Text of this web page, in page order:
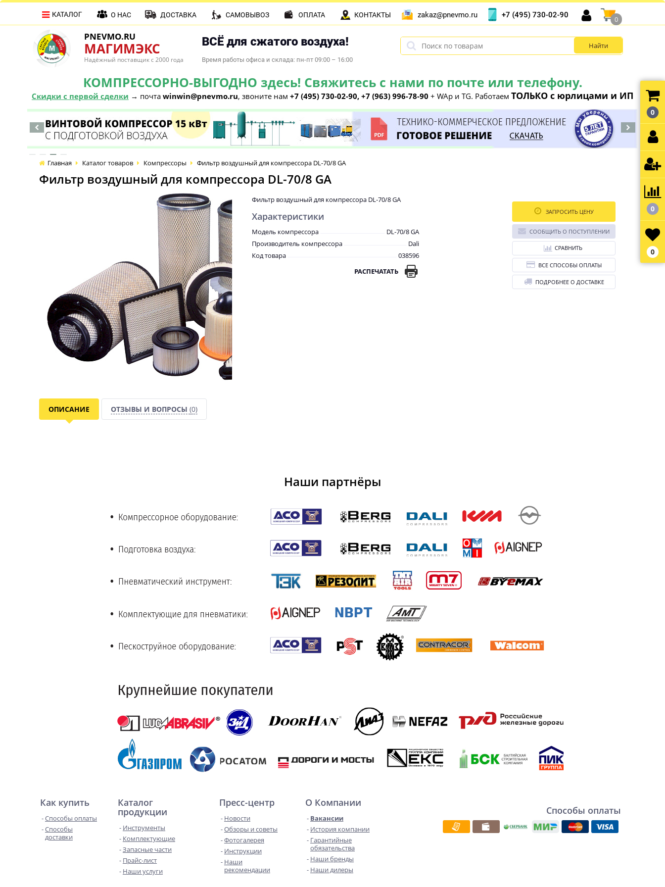
PNEVMO.RU
МАГИМЭКС
Надёжный поставщик с 2000 года
ВСЁ для сжатого воздуха!
Время работы офиса и склада: пн-пт 09:00 – 16:00
КОМПРЕССОРНО-ВЫГОДНО здесь! Свяжитесь с нами по почте или телефону.
Скидки с первой сделки → почта winwin@pnevmo.ru, звоните нам +7 (495) 730-02-90, +7 (963) 996-78-90 + WAp и TG. Работаем ТОЛЬКО с юрлицами и ИП
КАТАЛОГ О НАС ДОСТАВКА САМОВЫВОЗ ОПЛАТА КОНТАКТЫ zakaz@pnevmo.ru +7 (495) 730-02-90
0
Главная Каталог товаров Компрессоры Фильтр воздушный для компрессора DL-70/8 GA
Фильтр воздушный для компрессора DL-70/8 GA
Фильтр воздушный для компрессора DL-70/8 GA
Характеристики
Модель компрессора
DL-70/8 GA
Производитель компрессора
Dali
Код товара
038596
РАСПЕЧАТАТЬ
ЗАПРОСИТЬ ЦЕНУ
СООБЩИТЬ О ПОСТУПЛЕНИИ
СРАВНИТЬ
ВСЕ СПОСОБЫ ОПЛАТЫ
ПОДРОБНЕЕ О ДОСТАВКЕ
ОПИСАНИЕ ОТЗЫВЫ И ВОПРОСЫ (0)
Наши партнёры
Как купить
Способы оплаты
Способы
доставки
Каталог
продукции
Инструменты
Комплектующие
Запасные части
Прайс-лист
Наши услуги
Пресс-центр
Новости
Обзоры и советы
Фотогалерея
Инструкции
Наши
рекомендации
О Компании
Вакансии
История компании
Гарантийные
обязательства
Наши бренды
Наши дилеры
Способы оплаты
0
0
0